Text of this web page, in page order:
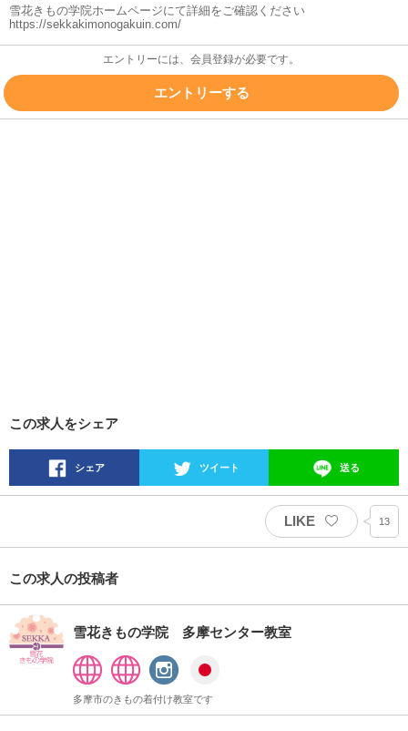
雪花きもの学院ホームページにて詳細をご確認ください
https://sekkakimonogakuin.com/
エントリーには、会員登録が必要です。
エントリーする
この求人をシェア
シェア ツイート 送る
LIKE 13
この求人の投稿者
雪花きもの学院 多摩センター教室
多摩市のきもの着付け教室です